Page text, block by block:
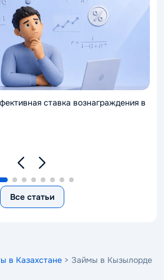
ставка вознаграждения в
Все статьи
в Казахстане > Займы в Кызылорде